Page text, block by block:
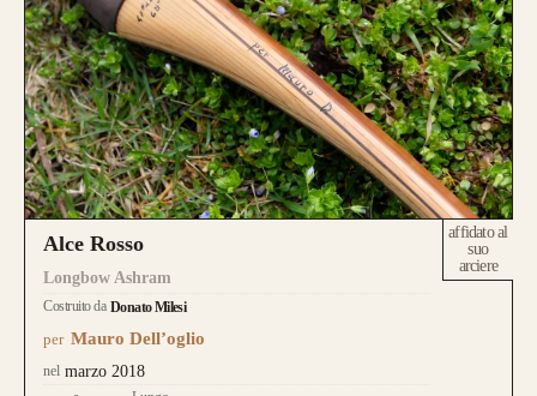
Alce Rosso
Longbow Ashram
Costruito da Donato Milesi
per Mauro Dell’oglio
nel marzo 2018
affidato al
suo
arciere